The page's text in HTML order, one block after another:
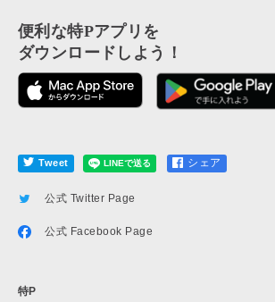
便利な特Pアプリを
ダウンロードしよう！
Tweet シェア
公式 Twitter Page
公式 Facebook Page
特P